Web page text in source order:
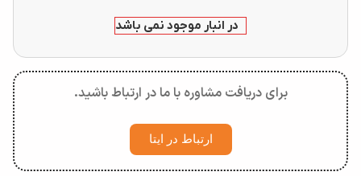
در انبار موجود نمی باشد
برای دریافت مشاوره با ما در ارتباط باشید.
ارتباط در ایتا